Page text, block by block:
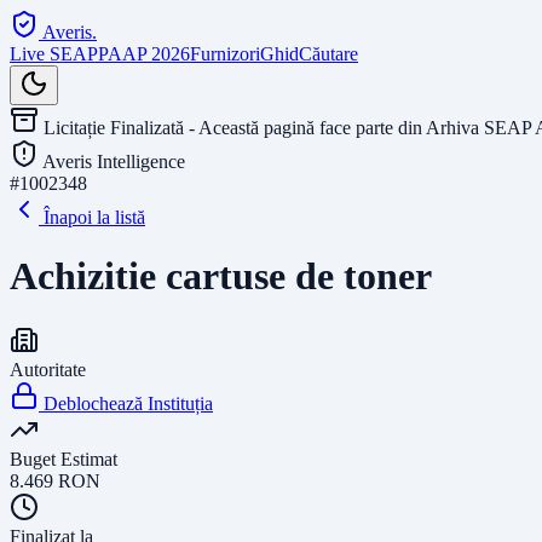
Averis.
Live SEAPPAAP 2026FurnizoriGhidCăutare
Licitație Finalizată - Această pagină face parte din Arhiva SEAP
Averis Intelligence
#1002348
Înapoi la listă
Achizitie cartuse de toner
Autoritate
Deblochează Instituția
Buget Estimat
8.469 RON
Finalizat la